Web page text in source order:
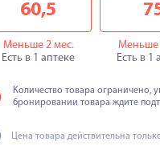
60,5
Меньше 2 мес.
Есть в 1 аптеке
Меньше
Есть в 1
Количество товара ограничено,
бронировании товара ждите
Цена товара действительна